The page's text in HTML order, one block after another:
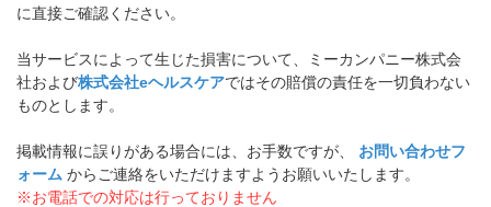
に直接ご確認ください。
当サービスによって生じた損害について、ミーカンパニー株式会
社および株式会社eヘルスケアではその賠償の責任を一切負わない
ものとします。
掲載情報に誤りがある場合には、お手数ですが、
お問い合わせフ
ォーム からご連絡をいただけますようお願いいたします。
※お電話での対応は行っておりません